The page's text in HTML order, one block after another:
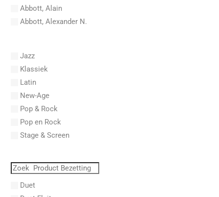
Abbott, Alain
Abbott, Alexander N.
Abel, Lex
Aberg, Johan Ludvig
Aboucaya, Christian
Aboulker, Isabelle
Abraham, Paul
Abrams, Lester
Abreu, Zequinha
Absil, Jean
AC/DC
Jazz
Klassiek
Latin
New-Age
Pop & Rock
Pop en Rock
Stage & Screen
Duet